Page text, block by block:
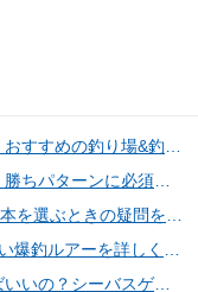
8月のシーバスゲームをマスターしたい！おすすめの釣り場&釣り方特集
シーバスリールの選び方＆厳選6台紹介！勝ちパターンに必須の名品集結！
釣れるシーバスロッドBEST10！最初の1本を選ぶときの疑問を解決しよう！
コアマンVJの使い方特集！魚種を選ばない爆釣ルアーを詳しくチェック
バクリースピン6ってどんなふうに使えばいいの？シーバスゲーム用スピンテールジグ